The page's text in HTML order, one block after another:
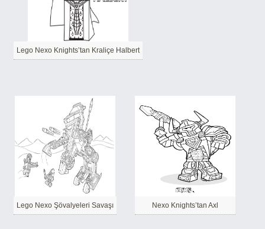
Lego Nexo Knights’tan Kraliçe Halbert
Lego Nexo Şövalyeleri Savaşı Nexo Knights’tan Axl